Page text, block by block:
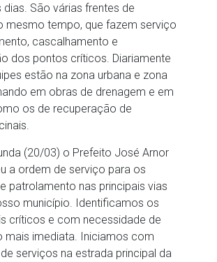
dias. São várias frentes de
mesmo tempo, que fazem serviço
cascalhamento e
dos pontos críticos. Diariamente
estão na zona urbana e zona
em obras de drenagem e em
os de recuperação de
(20/03) o Prefeito José Arnor
a ordem de serviço para os
patrolamento nas principais vias
município. Identificamos os
críticos e com necessidade de
mais imediata. Iniciamos com
serviços na estrada principal da